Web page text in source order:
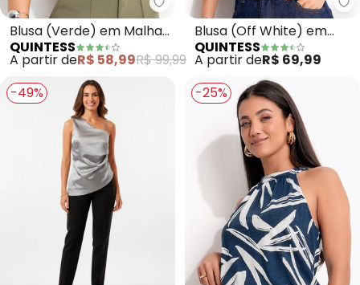
Quintess - Blusa (Verde) em
Blusa (Verde) em Malha
Colméia
QUINTESS
A partir deR$ 58,99R$ 99,99
Blusa (Off White) em
Malha de Algodão
QUINTESS
A partir deR$ 69,99
-49%
-25%